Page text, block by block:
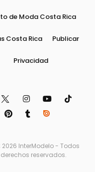
de Moda Costa Rica
Costa Rica Publicar
Privacidad
InterModelo - Todos
reservados.